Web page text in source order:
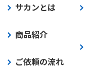
サカンとは
商品紹介
ご依頼の流れ